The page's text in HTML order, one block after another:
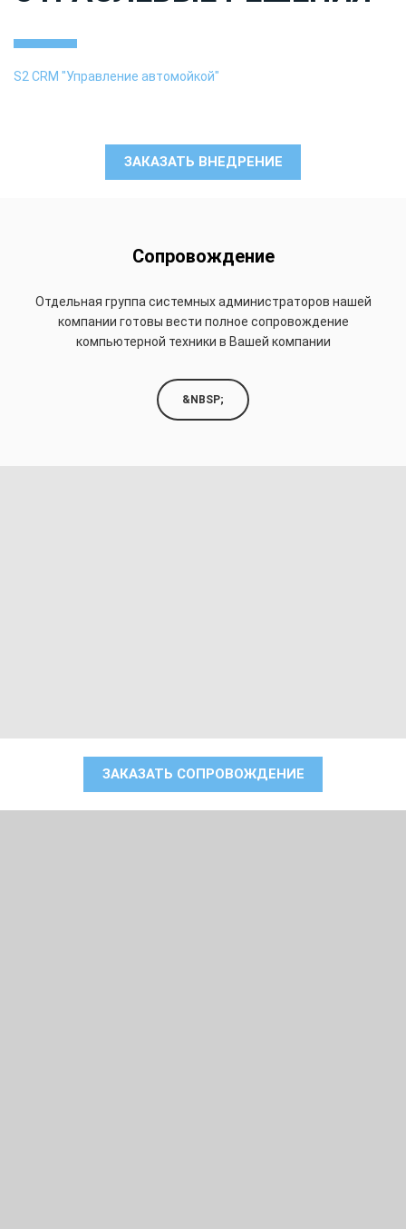
S2 CRM "Управление автомойкой"
ЗАКАЗАТЬ ВНЕДРЕНИЕ
Сопровождение
Отдельная группа системных администраторов нашей
компании готовы вести полное сопровождение
компьютерной техники в Вашей компании
&NBSP;
ЗАКАЗАТЬ СОПРОВОЖДЕНИЕ